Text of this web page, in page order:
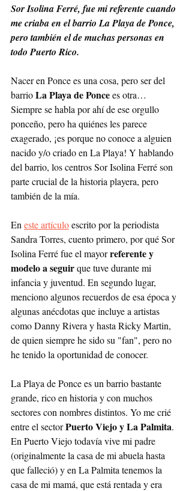
Sor Isolina Ferré, fue mi referente cuando
me criaba en el barrio La Playa de Ponce,
pero también el de muchas personas en
todo Puerto Rico.
Nacer en Ponce es una cosa, pero ser del
barrio La Playa de Ponce es otra…
Siempre se habla por ahí de ese orgullo
ponceño, pero ha quiénes les parece
exagerado, ¡es porque no conoce a alguien
nacido y/o criado en La Playa! Y hablando
del barrio, los centros Sor Isolina Ferré son
parte crucial de la historia playera, pero
también de la mía.
En este artículo escrito por la periodista
Sandra Torres, cuento primero, por qué Sor
Isolina Ferré fue el mayor referente y
modelo a seguir que tuve durante mi
infancia y juventud. En segundo lugar,
menciono algunos recuerdos de esa época y
algunas anécdotas que incluye a artistas
como Danny Rivera y hasta Ricky Martin,
de quien siempre he sido su "fan", pero no
he tenido la oportunidad de conocer.
La Playa de Ponce es un barrio bastante
grande, rico en historia y con muchos
sectores con nombres distintos. Yo me crié
entre el sector Puerto Viejo y La Palmita.
En Puerto Viejo todavía vive mi padre
(originalmente la casa de mi abuela hasta
que falleció) y en La Palmita tenemos la
casa de mi mamá, que está rentada y era